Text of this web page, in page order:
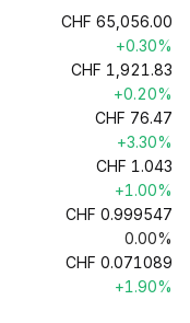
CHF 65,056.00
+0.30%
CHF 1,921.83
+0.20%
CHF 76.47
+3.30%
CHF 1.043
+1.00%
CHF 0.999547
0.00%
CHF 0.071089
+1.90%